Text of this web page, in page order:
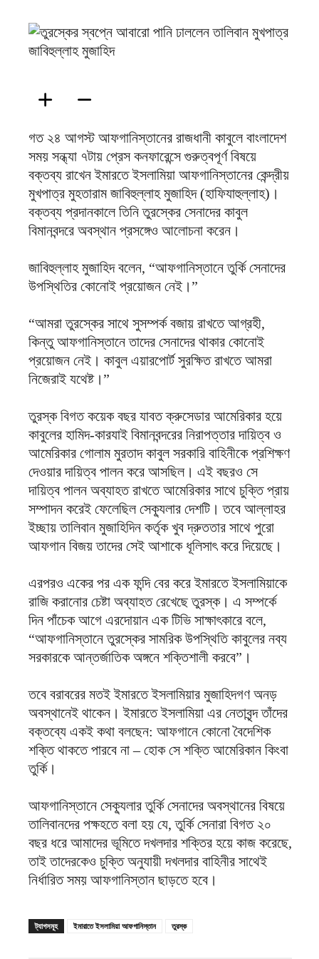
গত ২৪ আগস্ট আফগানিস্তানের রাজধানী কাবুলে বাংলাদেশ
সময় সন্ধ্যা ৭টায় প্রেস কনফারেন্সে গুরুত্বপূর্ণ বিষয়ে
বক্তব্য রাখেন ইমারতে ইসলামিয়া আফগানিস্তানের কেন্দ্রীয়
মুখপাত্র মুহতারাম জাবিহুল্লাহ মুজাহিদ (হাফিযাহুল্লাহ)।
বক্তব্য প্রদানকালে তিনি তুরস্কের সেনাদের কাবুল
বিমানবন্দরে অবস্থান প্রসঙ্গেও আলোচনা করেন।
জাবিহুল্লাহ মুজাহিদ বলেন, “আফগানিস্তানে তুর্কি সেনাদের
উপস্থিতির কোনোই প্রয়োজন নেই।”
“আমরা তুরস্কের সাথে সুসম্পর্ক বজায় রাখতে আগ্রহী,
কিন্তু আফগানিস্তানে তাদের সেনাদের থাকার কোনোই
প্রয়োজন নেই। কাবুল এয়ারপোর্ট সুরক্ষিত রাখতে আমরা
নিজেরাই যথেষ্ট।”
তুরস্ক বিগত কয়েক বছর যাবত ক্রুসেডার আমেরিকার হয়ে
কাবুলের হামিদ-কারযাই বিমানবন্দরের নিরাপত্তার দায়িত্ব ও
আমেরিকার গোলাম মুরতাদ কাবুল সরকারি বাহিনীকে প্রশিক্ষণ
দেওয়ার দায়িত্ব পালন করে আসছিল। এই বছরও সে
দায়িত্ব পালন অব্যাহত রাখতে আমেরিকার সাথে চুক্তি প্রায়
সম্পাদন করেই ফেলেছিল সেক্যূলার দেশটি। তবে আল্লাহর
ইচ্ছায় তালিবান মুজাহিদিন কর্তৃক খুব দ্রুততার সাথে পুরো
আফগান বিজয় তাদের সেই আশাকে ধূলিসাৎ করে দিয়েছে।
এরপরও একের পর এক ফন্দি বের করে ইমারতে ইসলামিয়াকে
রাজি করানোর চেষ্টা অব্যাহত রেখেছে তুরস্ক। এ সম্পর্কে
দিন পাঁচেক আগে এরদোয়ান এক টিভি সাক্ষাৎকারে বলে,
“আফগানিস্তানে তুরস্কের সামরিক উপস্থিতি কাবুলের নব্য
সরকারকে আন্তর্জাতিক অঙ্গনে শক্তিশালী করবে”।
তবে বরাবরের মতই ইমারতে ইসলামিয়ার মুজাহিদগণ অনড়
অবস্থানেই থাকেন। ইমার‍তে ইসলামিয়া এর নেতাবৃন্দ তাঁদের
বক্তব্যে একই কথা বলছেন: আফগানে কোনো বৈদেশিক
শক্তি থাকতে পারবে না – হোক সে শক্তি আমেরিকান কিংবা
তুর্কি।
আফগানিস্তানে সেক্যূলার তুর্কি সেনাদের অবস্থানের বিষয়ে
তালিবানদের পক্ষহতে বলা হয় যে, তুর্কি সেনারা বিগত ২০
বছর ধরে আমাদের ভূমিতে দখলদার শক্তির হয়ে কাজ করেছে,
তাই তাদেরকেও চুক্তি অনুযায়ী দখলদার বাহিনীর সাথেই
নির্ধারিত সময় আফগানিস্তান ছাড়তে হবে।
ট্যাগসমূহ ইমারাতে ইসলামিয়া আফগানিস্তান তুরস্ক